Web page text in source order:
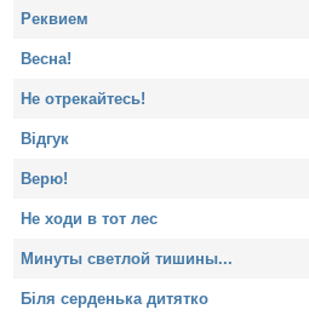
Реквием
Весна!
Не отрекайтесь!
Відгук
Верю!
Не ходи в тот лес
Минуты светлой тишины...
Бiля серденька дитятко